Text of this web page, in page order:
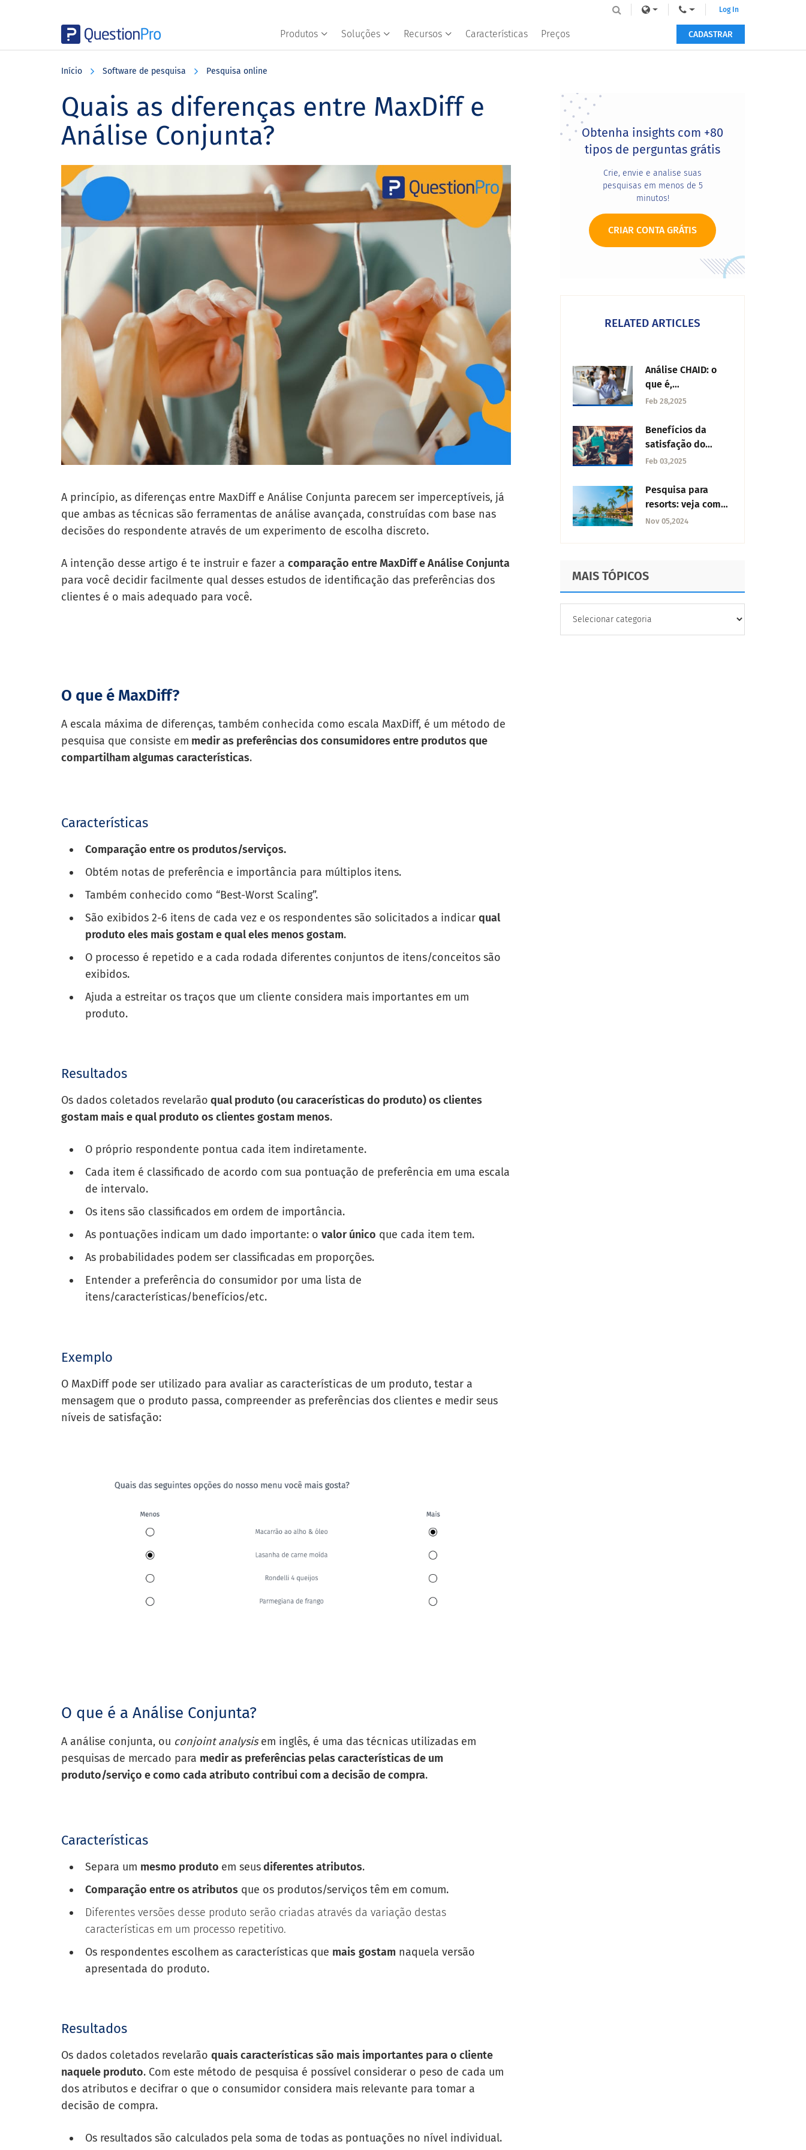
Produtos Soluções Recursos Características Preços
Log In
CADASTRAR
Início Software de pesquisa Pesquisa online
Quais as diferenças entre MaxDiff e
Análise Conjunta?
A princípio, as diferenças entre MaxDiff e Análise Conjunta parecem ser imperceptíveis, já
que ambas as técnicas são ferramentas de análise avançada, construídas com base nas
decisões do respondente através de um experimento de escolha discreto.
A intenção desse artigo é te instruir e fazer a comparação entre MaxDiff e Análise Conjunta
para você decidir facilmente qual desses estudos de identificação das preferências dos
clientes é o mais adequado para você.
O que é MaxDiff?
A escala máxima de diferenças, também conhecida como escala MaxDiff, é um método de
pesquisa que consiste em medir as preferências dos consumidores entre produtos que
compartilham algumas características.
Características
Comparação entre os produtos/serviços.
Obtém notas de preferência e importância para múltiplos itens.
Também conhecido como “Best-Worst Scaling”.
São exibidos 2-6 itens de cada vez e os respondentes são solicitados a indicarqual
produto eles mais gostam e qual eles menos gostam.
O processo é repetido e a cada rodada diferentes conjuntos de itens/conceitos são
exibidos.
Ajuda a estreitar os traços que um cliente considera mais importantes em um
produto.
Resultados
Os dados coletados revelarão qual produto (ou caracerísticas do produto) os clientes
gostam mais e qual produto os clientes gostam menos.
O próprio respondente pontua cada item indiretamente.
Cada item é classificado de acordo com sua pontuação de preferência em uma escala
de intervalo.
Os itens são classificados em ordem de importância.
As pontuações indicam um dado importante: ovalor único que cada item tem.
As probabilidades podem ser classificadas em proporções.
Entender a preferência do consumidor por uma lista de
itens/características/benefícios/etc.
Exemplo
O MaxDiff pode ser utilizado para avaliar as características de um produto, testar a
mensagem que o produto passa, compreender as preferências dos clientes e medir seus
níveis de satisfação:
O que é a Análise Conjunta?
A análise conjunta, ou conjoint analysisem inglês, é uma das técnicas utilizadas em
pesquisas de mercado para medir as preferências pelas características de um
produto/serviço e como cada atributo contribui com a decisão de compra.
Características
Separa um mesmo produto em seusdiferentes atributos.
Comparação entre os atributos que os produtos/serviços têm em comum.
Diferentes versões desse produto serão criadas através da variação destas
características em um processo repetitivo.
Os respondentes escolhem as características que mais gostam naquela versão
apresentada do produto.
Resultados
Os dados coletados revelarão quais características são mais importantes para o cliente
naquele produto. Com este método de pesquisa é possível considerar o peso de cada um
dos atributos e decifrar o que o consumidor considera mais relevante para tomar a
decisão de compra.
Os resultados são calculados pela soma de todas as pontuações no nível individual.
Primary
Sidebar
Obtenha insights com +80
tipos de perguntas grátis
Crie, envie e analise suas
pesquisas em menos de 5
minutos!
CRIAR CONTA GRÁTIS
RELATED ARTICLES
Análise CHAID: o
que é,
características e
Feb 28,2025
Benefícios da
satisfação do
cliente
Feb 03,2025
Pesquisa para
resorts: veja como
criar e a melhor
Nov 05,2024
MAIS TÓPICOS
TÓPICOS